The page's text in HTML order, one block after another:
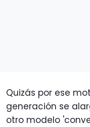
Quizás por ese
generación se
otro modelo